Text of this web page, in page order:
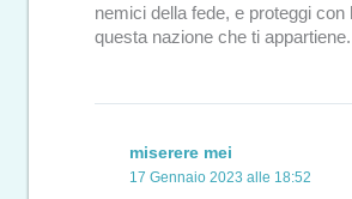
nemici della fede, e proteggi con
questa nazione che ti appartiene.
miserere mei
17 Gennaio 2023 alle 18:52